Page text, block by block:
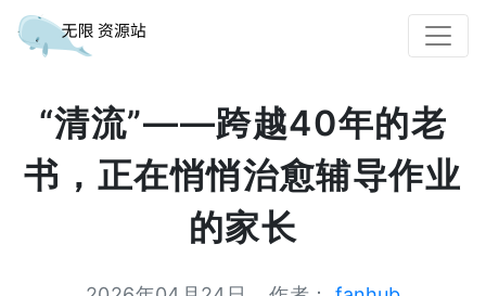
“清流”——跨越40年的老
书，正在悄悄治愈辅导作业
的家长